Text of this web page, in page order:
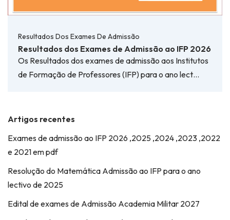
Resultados Dos Exames De Admissão
Resultados dos Exames de Admissão ao IFP 2026
Os Resultados dos exames de admissão aos Institutos
de Formação de Professores (IFP) para o ano lect…
Artigos recentes
Exames de admissão ao IFP 2026 ,2025 ,2024 ,2023 ,2022
e 2021 em pdf
Resolução do Matemática Admissão ao IFP para o ano
lectivo de 2025
Edital de exames de Admissão Academia Militar 2027